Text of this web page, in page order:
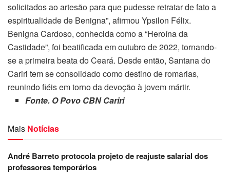
solicitados ao artesão para que pudesse retratar de fato a
espiritualidade de Benigna”, afirmou Ypsilon Félix.
Benigna Cardoso, conhecida como a “Heroína da
Castidade”, foi beatificada em outubro de 2022, tornando-
se a primeira beata do Ceará. Desde então, Santana do
Cariri tem se consolidado como destino de romarias,
reunindo fiéis em torno da devoção à jovem mártir.
Fonte. O Povo CBN Cariri
Mais Notícias
André Barreto protocola projeto de reajuste salarial dos
professores temporários